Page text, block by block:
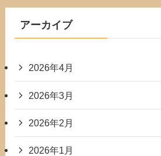
アーカイブ
2026年4月
2026年3月
2026年2月
2026年1月